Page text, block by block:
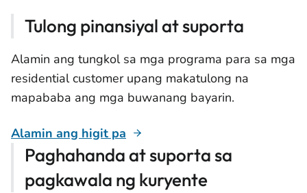
Tulong pinansiyal at suporta
Alamin ang tungkol sa mga programa para sa mga
residential customer upang makatulong na
mapababa ang mga buwanang bayarin.
Alamin ang higit pa
Paghahanda at suporta sa
pagkawala ng kuryente